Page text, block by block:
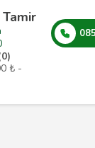
₺ -